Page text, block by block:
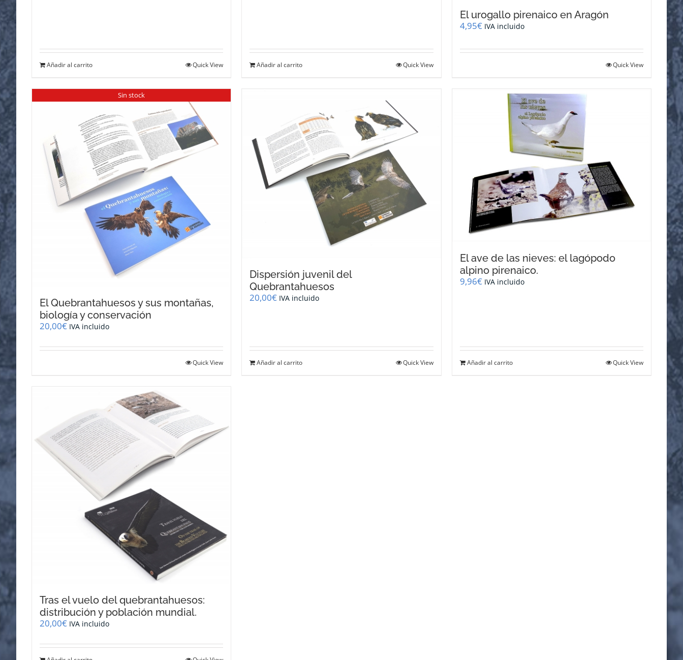
Añadir al carrito Quick View Añadir al carrito Quick View
El urogallo pirenaico en Aragón
4,95€ IVA incluido
Quick View
Sin stock
El Quebrantahuesos y sus montañas,
biología y conservación
20,00€ IVA incluido
Quick View
Dispersión juvenil del
Quebrantahuesos
20,00€ IVA incluido
Añadir al carrito Quick View
El ave de las nieves: el lagópodo
alpino pirenaico.
9,96€ IVA incluido
Añadir al carrito Quick View
Tras el vuelo del quebrantahuesos:
distribución y población mundial.
20,00€ IVA incluido